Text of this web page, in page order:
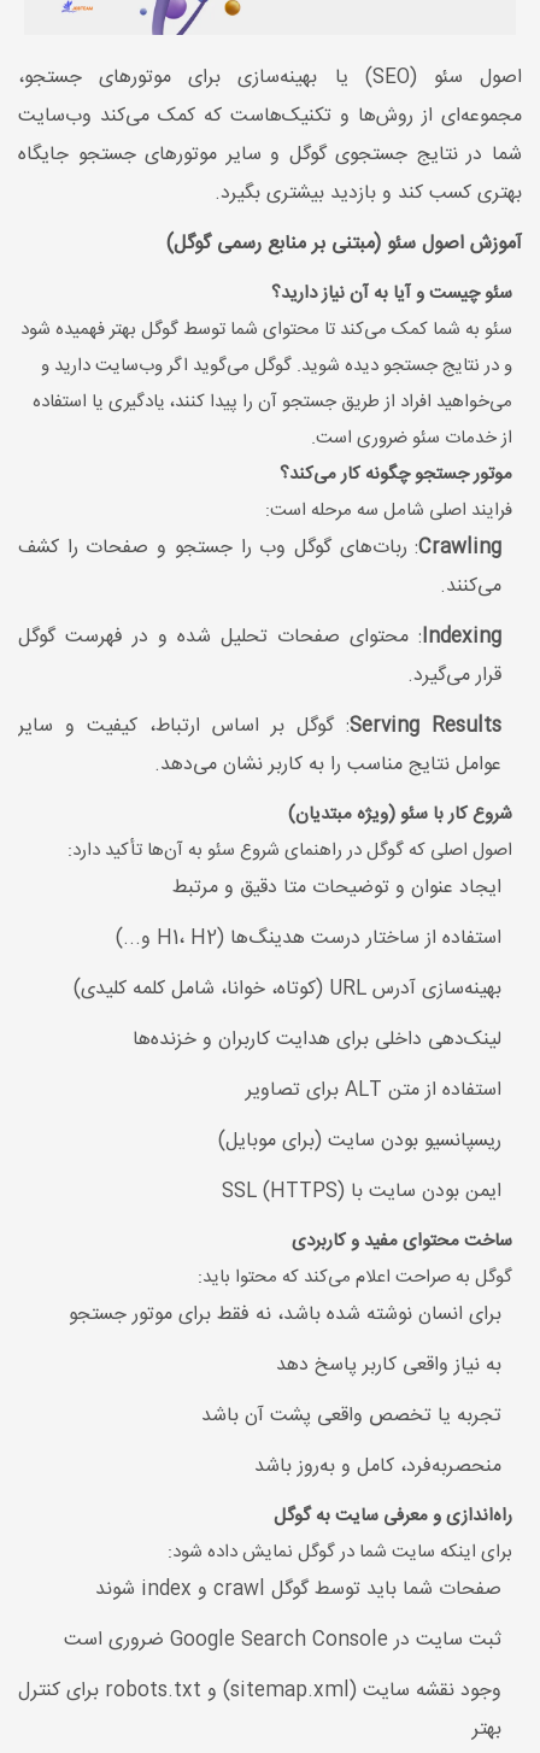
اصول سئو (SEO) یا بهینه‌سازی برای موتورهای جستجو،
مجموعه‌ای از روش‌ها و تکنیک‌هاست که کمک می‌کند وب‌سایت
شما در نتایج جستجوی گوگل و سایر موتورهای جستجو جایگاه
بهتری کسب کند و بازدید بیشتری بگیرد.
آموزش اصول سئو (مبتنی بر منابع رسمی گوگل)
سئو چیست و آیا به آن نیاز دارید؟
سئو به شما کمک می‌کند تا محتوای شما توسط گوگل بهتر فهمیده شود
و در نتایج جستجو دیده شوید. گوگل می‌گوید اگر وب‌سایت دارید و
می‌خواهید افراد از طریق جستجو آن را پیدا کنند، یادگیری یا استفاده
از خدمات سئو ضروری است.
موتور جستجو چگونه کار می‌کند؟
فرایند اصلی شامل سه مرحله است:
Crawling: ربات‌های گوگل وب را جستجو و صفحات را کشف
می‌کنند.
Indexing: محتوای صفحات تحلیل شده و در فهرست گوگل
قرار می‌گیرد.
Serving Results: گوگل بر اساس ارتباط، کیفیت و سایر
عوامل نتایج مناسب را به کاربر نشان می‌دهد.
شروع کار با سئو (ویژه مبتدیان)
اصول اصلی که گوگل در راهنمای شروع سئو به آن‌ها تأکید دارد:
ایجاد عنوان و توضیحات متا دقیق و مرتبط
استفاده از ساختار درست هدینگ‌ها (H1، H2 و...)
بهینه‌سازی آدرس URL (کوتاه، خوانا، شامل کلمه کلیدی)
لینک‌دهی داخلی برای هدایت کاربران و خزنده‌ها
استفاده از متن ALT برای تصاویر
ریسپانسیو بودن سایت (برای موبایل)
ایمن بودن سایت با SSL (HTTPS)
ساخت محتوای مفید و کاربردی
گوگل به صراحت اعلام می‌کند که محتوا باید:
برای انسان نوشته شده باشد، نه فقط برای موتور جستجو
به نیاز واقعی کاربر پاسخ دهد
تجربه یا تخصص واقعی پشت آن باشد
منحصر‌به‌فرد، کامل و به‌روز باشد
راه‌اندازی و معرفی سایت به گوگل
برای اینکه سایت شما در گوگل نمایش داده شود:
صفحات شما باید توسط گوگل crawl و index شوند
ثبت سایت در Google Search Console ضروری است
وجود نقشه سایت (sitemap.xml) و robots.txt برای کنترل
بهتر